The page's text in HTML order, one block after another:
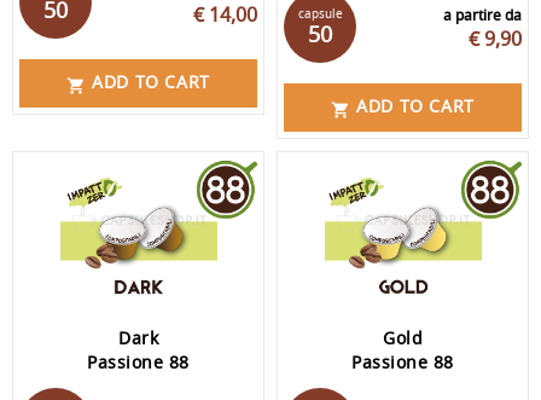
€ 14,00
50
 ADD TO CART
a partire da
€ 9,90
capsule
50
 ADD TO CART
Dark
Passione 88
Gold
Passione 88